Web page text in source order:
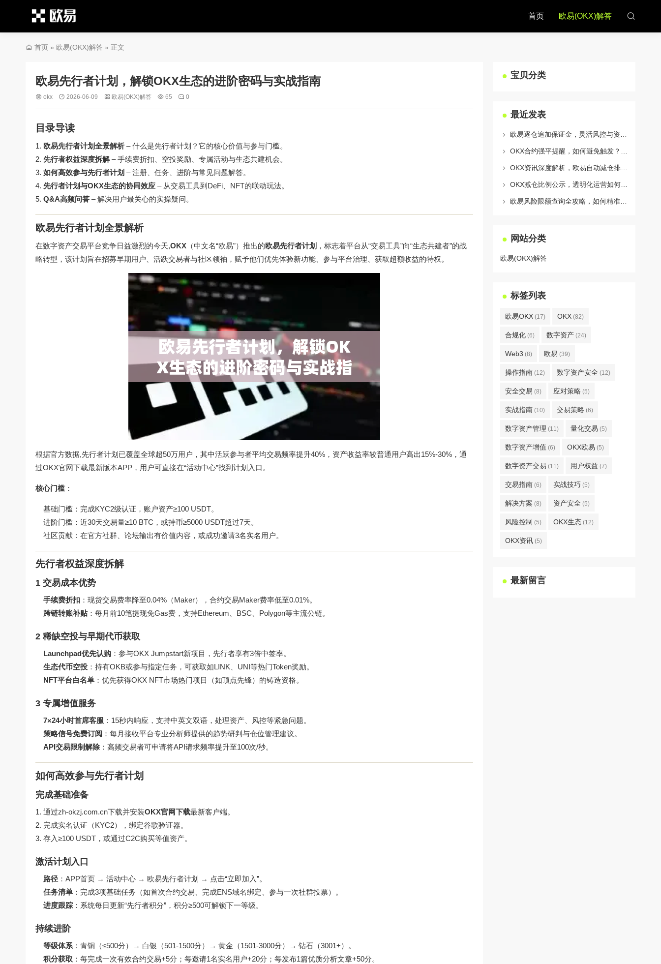
首页 欧易(OKX)解答
首页 » 欧易(OKX)解答 » 正文
欧易先行者计划，解锁OKX生态的进阶密码与实战指南
okx 2026-06-09 欧易(OKX)解答 65 0
目录导读
欧易先行者计划全景解析 – 什么是先行者计划？它的核心价值与参与门槛。
先行者权益深度拆解– 手续费折扣、空投奖励、专属活动与生态共建机会。
如何高效参与先行者计划 – 注册、任务、进阶与常见问题解答。
先行者计划与OKX生态的协同效应 – 从交易工具到DeFi、NFT的联动玩法。
Q&A高频问答 – 解决用户最关心的实操疑问。
欧易先行者计划全景解析
在数字资产交易平台竞争日益激烈的今天,OKX （中文名“欧易”）推出的欧易先行者计划 ，标志着平台从“交易工具”向“生态共建者”的战
略转型，该计划旨在招募早期用户、活跃交易者与社区领袖，赋予他们优先体验新功能、参与平台治理、获取超额收益的特权。
根据官方数据,先行者计划已覆盖全球超50万用户，其中活跃参与者平均交易频率提升40%，资产收益率较普通用户高出15%-30%，通
过OKX官网下载最新版本APP，用户可直接在“活动中心”找到计划入口。
核心门槛：
基础门槛：完成KYC2级认证，账户资产≥100 USDT。
进阶门槛：近30天交易量≥10 BTC，或持币≥5000 USDT超过7天。
社区贡献：在官方社群、论坛输出有价值内容，或成功邀请3名实名用户。
先行者权益深度拆解
1 交易成本优势
手续费折扣 ：现货交易费率降至0.04%（Maker），合约交易Maker费率低至0.01%。
跨链转账补贴：每月前10笔提现免Gas费，支持Ethereum、BSC、Polygon等主流公链。
2 稀缺空投与早期代币获取
Launchpad优先认购 ：参与OKX Jumpstart新项目，先行者享有3倍中签率。
生态代币空投 ：持有OKB或参与指定任务，可获取如LINK、UNI等热门Token奖励。
NFT平台白名单 ：优先获得OKX NFT市场热门项目（如顶点先锋）的铸造资格。
3 专属增值服务
7×24小时首席客服 ：15秒内响应，支持中英文双语，处理资产、风控等紧急问题。
策略信号免费订阅 ：每月接收平台专业分析师提供的趋势研判与仓位管理建议。
API交易限制解除 ：高频交易者可申请将API请求频率提升至100次/秒。
如何高效参与先行者计划
完成基础准备
通过zh-okzj.com.cn下载并安装OKX官网下载最新客户端。
完成实名认证（KYC2），绑定谷歌验证器。
存入≥100 USDT，或通过C2C购买等值资产。
激活计划入口
路径 ：APP首页 → 活动中心 → 欧易先行者计划 → 点击“立即加入”。
任务清单 ：完成3项基础任务（如首次合约交易、完成ENS域名绑定、参与一次社群投票）。
进度跟踪 ：系统每日更新“先行者积分”，积分≥500可解锁下一等级。
持续进阶
等级体系 ：青铜（≤500分）→ 白银（501-1500分）→ 黄金（1501-3000分）→ 钻石（3001+）。
积分获取 ：每完成一次有效合约交易+5分；每邀请1名实名用户+20分；每发布1篇优质分析文章+50分。
宝贝分类
最近发表
网站分类
欧易(OKX)解答
标签列表
欧易OKX (17) OKX (82)
合规化 (6) 数字资产 (24)
Web3 (8) 欧易 (39)
操作指南 (12) 数字资产安全 (12)
安全交易 (8) 应对策略 (5)
实战指南 (10) 交易策略 (6)
数字资产管理 (11) 量化交易 (5)
数字资产增值 (6) OKX欧易 (5)
数字资产交易 (11) 用户权益 (7)
交易指南 (6) 实战技巧 (5)
解决方案 (8) 资产安全 (5)
风险控制 (5) OKX生态 (12)
OKX资讯 (5)
最新留言